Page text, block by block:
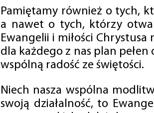
Pamiętamy również o tych,
a nawet o tych, którzy
Ewangelii i miłości Chrystusa
dla każdego z nas plan
wspólną radość ze świętości.
Niech nasza wspólna
swoją działalność, to